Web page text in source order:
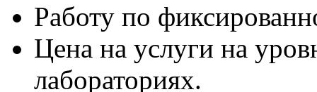
Работу по
Цена на услуги на
лабораториях.